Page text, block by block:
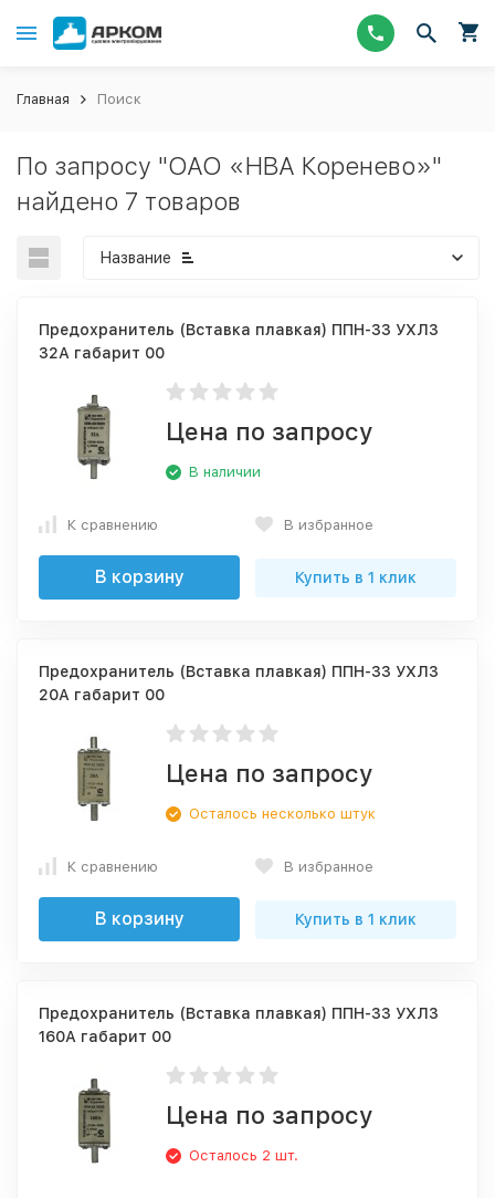
Главная Поиск
По запросу "ОАО «НВА Коренево»"
найдено 7 товаров
Название
Предохранитель (Вставка плавкая) ППН-33 УХЛ3
32А габарит 00
Цена по запросу
В наличии
К сравнению В избранное
В корзину Купить в 1 клик
Предохранитель (Вставка плавкая) ППН-33 УХЛ3
20А габарит 00
Цена по запросу
Осталось несколько штук
К сравнению В избранное
В корзину Купить в 1 клик
Предохранитель (Вставка плавкая) ППН-33 УХЛ3
160А габарит 00
Цена по запросу
Осталось 2 шт.